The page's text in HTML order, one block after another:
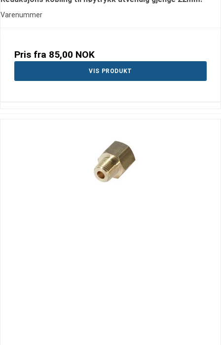
Varenummer
Pris fra 85,00 NOK
VIS PRODUKT